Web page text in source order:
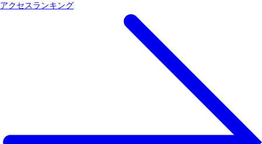
アクセスランキング